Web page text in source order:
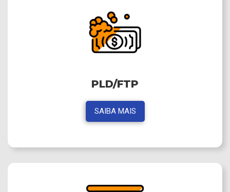
PLD/FTP
SAIBA MAIS